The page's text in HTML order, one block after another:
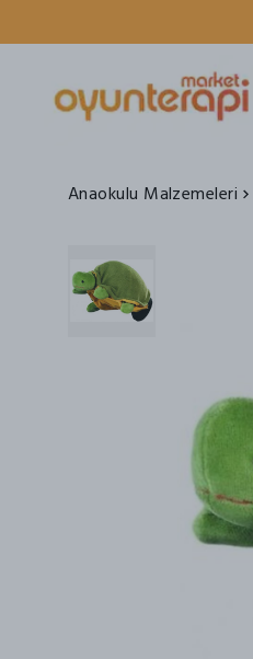
Anaokulu Malzemeleri